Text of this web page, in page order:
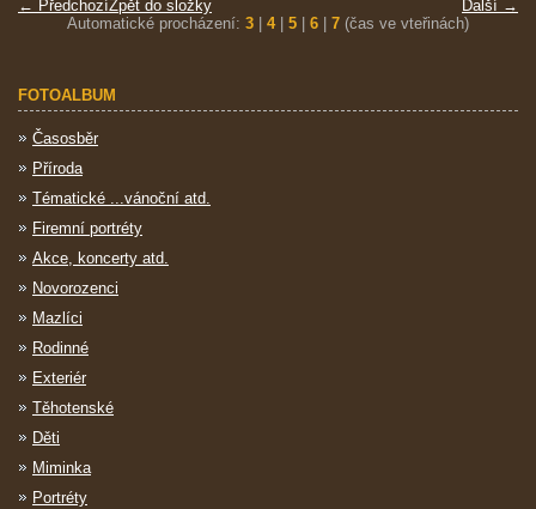
← Předchozí Další →
Zpět do složky
Automatické procházení: 3 4| 5 6 7 (čas ve vteřinách)
FOTOALBUM
Časosběr
Příroda
Tématické ...vánoční atd.
Firemní portréty
Akce, koncerty atd.
Novorozenci
Mazlíci
Rodinné
Exteriér
Těhotenské
Děti
Miminka
Portréty